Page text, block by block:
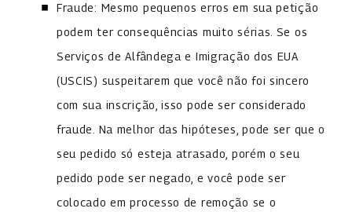
Fraude: Mesmo pequenos erros em sua petição
podem ter consequências muito sérias. Se os
Serviços de Alfândega e Imigração dos EUA
(USCIS) suspeitarem que você não foi sincero
com sua inscrição, isso pode ser considerado
fraude. Na melhor das hipóteses, pode ser que o
seu pedido só esteja atrasado, porém o seu
pedido pode ser negado, e você pode ser
colocado em processo de remoção se o